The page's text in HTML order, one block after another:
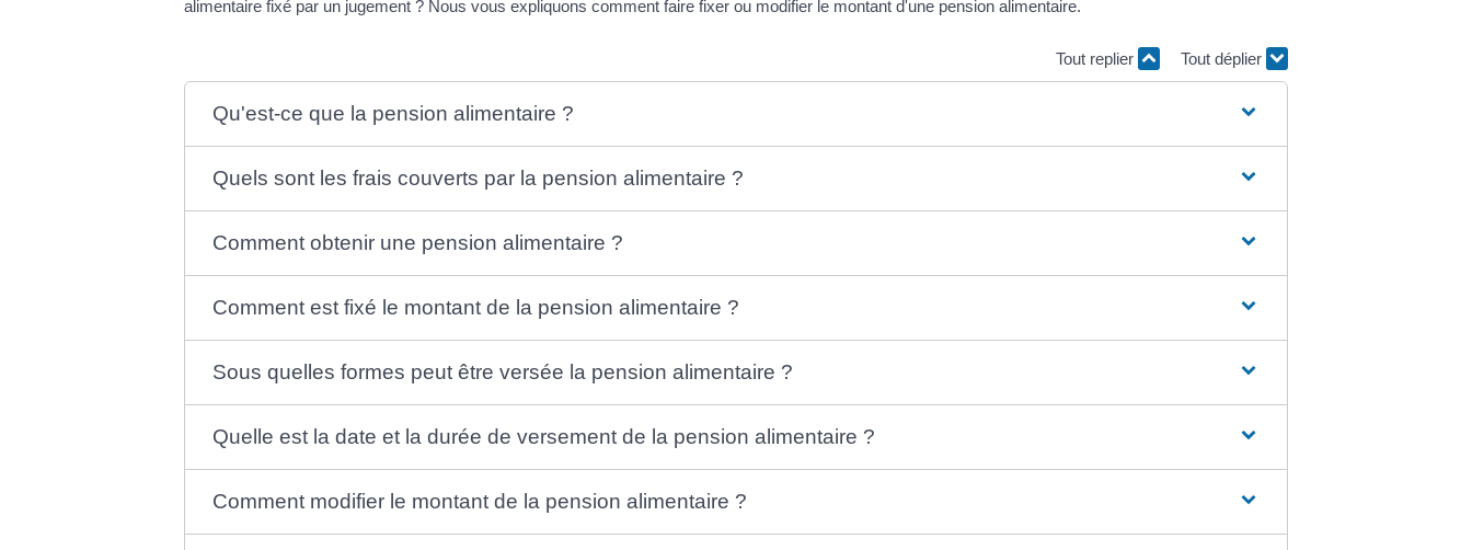
alimentaire fixé par un jugement ? Nous vous expliquons comment faire fixer ou modifier le montant d'une pension alimentaire.
Tout replier Tout déplier
Qu'est-ce que la pension alimentaire ?
Quels sont les frais couverts par la pension alimentaire ?
Comment obtenir une pension alimentaire ?
Comment est fixé le montant de la pension alimentaire ?
Sous quelles formes peut être versée la pension alimentaire ?
Quelle est la date et la durée de versement de la pension alimentaire ?
Comment modifier le montant de la pension alimentaire ?